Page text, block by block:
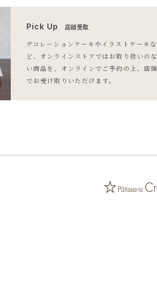
Pick Up 店頭受取
デコレーションケーキやイラストケーキな
ど、オンラインストアではお取り扱いのな
い商品を、オンラインでご予約の上、店頭
でお受け取りいただけます。